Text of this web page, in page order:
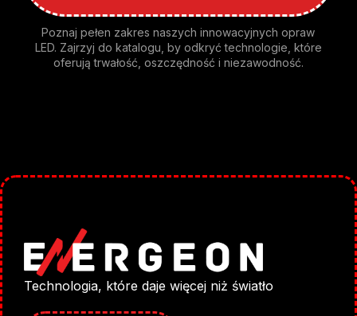
Poznaj pełen zakres naszych innowacyjnych opraw
LED. Zajrzyj do katalogu, by odkryć technologie, które
oferują trwałość, oszczędność i niezawodność.
Technologia, które daje więcej niż światło